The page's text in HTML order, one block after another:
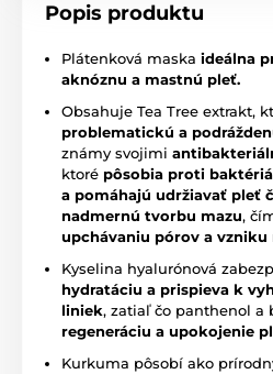
Popis produktu
Plátenková maska ideálna
aknóznu a mastnú pleť.
Obsahuje Tea Tree extrakt,
problematickú a
známy svojimi
ktoré pôsobia proti
a pomáhajú udržiavať pleť
nadmernú tvorbu mazu,
upchávaniu pórov a
Kyselina hyalurónová
hydratáciu a prispieva k
liniek, zatiaľ čo panthenol a
regeneráciu a upokojenie
Kurkuma pôsobí ako